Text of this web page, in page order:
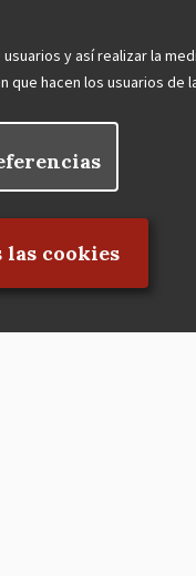
y así realizar la
que hacen los usuarios de
las cookies